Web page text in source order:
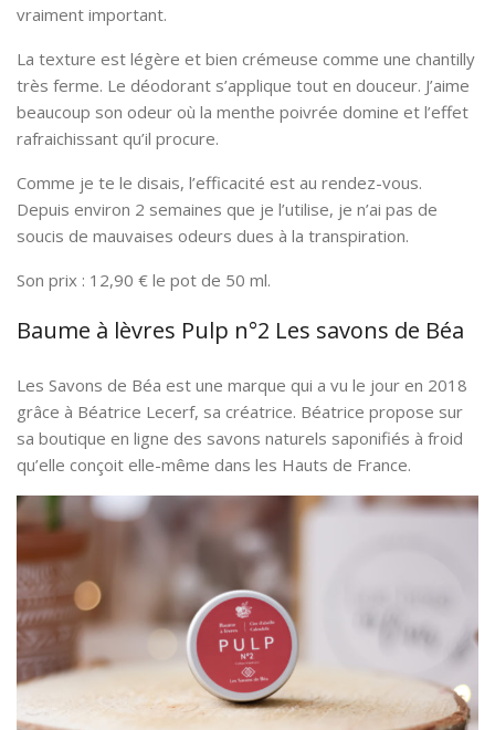
vraiment important.
La texture est légère et bien crémeuse comme une chantilly
très ferme. Le déodorant s’applique tout en douceur. J’aime
beaucoup son odeur où la menthe poivrée domine et l’effet
rafraichissant qu’il procure.
Comme je te le disais, l’efficacité est au rendez-vous.
Depuis environ 2 semaines que je l’utilise, je n’ai pas de
soucis de mauvaises odeurs dues à la transpiration.
Son prix : 12,90 € le pot de 50 ml.
Baume à lèvres Pulp n°2 Les savons de Béa
Les Savons de Béa est une marque qui a vu le jour en 2018
grâce à Béatrice Lecerf, sa créatrice. Béatrice propose sur
sa boutique en ligne des savons naturels saponifiés à froid
qu’elle conçoit elle-même dans les Hauts de France.